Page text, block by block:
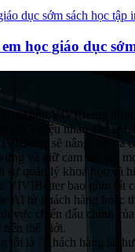
học giáo dục
VIVIBetter được
đạt 5 triệu nhân dân
sẽ nâng cấp và
và giữ cam kết với
sự quản lý khoa học và
VIVIBetter bao gồm tất
AI từ khách hàng hoặc
vực chiến đấu chính
trên thế giới.
tôi là "Khách hàng là